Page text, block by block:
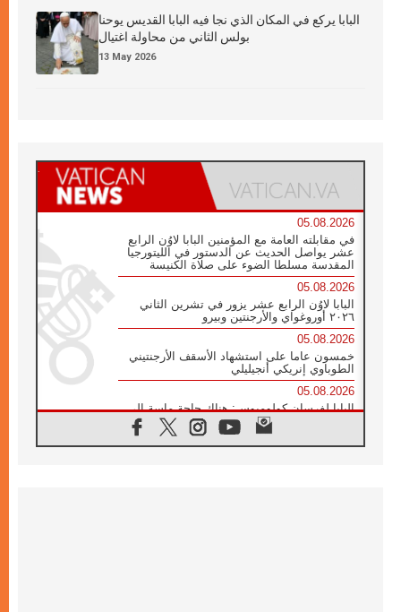
البابا يركع في المكان الذي نجا فيه البابا القديس يوحنا
بولس الثاني من محاولة اغتيال
13 May 2026
05.08.2026
في مقابلته العامة مع المؤمنين البابا لاوُن الرابع
عشر يواصل الحديث عن الدستور في الليتورجيا
المقدسة مسلطا الضوء على صلاة الكنيسة
05.08.2026
البابا لاوُن الرابع عشر يزور في تشرين الثاني
٢٠٢٦ أوروغواي والأرجنتين وبيرو
05.08.2026
خمسون عاما على استشهاد الأسقف الأرجنتيني
الطوباوي إنريكي أنجيليلي
05.08.2026
البابا لفرسان كولومبوس: هناك حاجة ماسة إلى
أنبياء تناغم يسعون إلى بناء الجسور
04.08.2026